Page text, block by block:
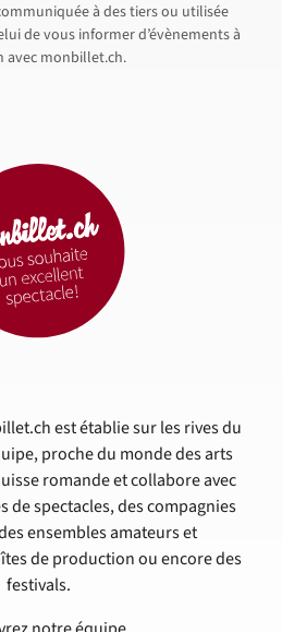
est établie sur les rives du
proche du monde des arts
romande et collabore avec
de spectacles, des compagnies
ensembles amateurs et
de production ou encore des
festivals.
à des tiers ou utilisée
de vous informer d’évènements à
avec monbillet.ch.